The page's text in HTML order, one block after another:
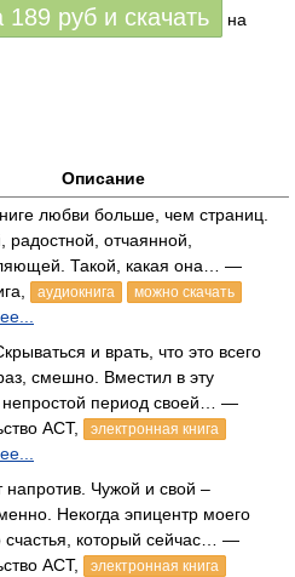
189 руб и скачать
на
Описание
любви больше, чем страниц.
радостной, отчаянной,
Такой, какая она… —
аудиокнига можно скачать
и врать, что это всего
смешно. Вместил в эту
непростой период своей… —
АСТ,
электронная книга
напротив. Чужой и свой –
Некогда эпицентр моего
счастья, который сейчас… —
АСТ,
электронная книга